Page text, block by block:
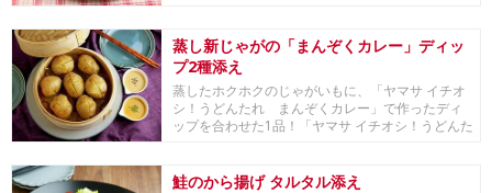
蒸し新じゃがの「まんぞくカレー」ディッ
プ2種添え
蒸したホクホクのじゃがいもに、「ヤマサ イチオ
シ！うどんたれ まんぞくカレー」で作ったディ
ップを合わせた1品！「ヤマサ イチオシ！うどんた
鮭のから揚げ タルタル添え